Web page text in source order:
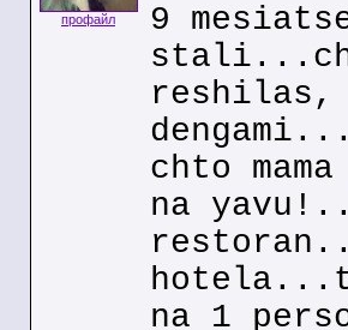
профайл
9
reshilas,
chto
na
na 1